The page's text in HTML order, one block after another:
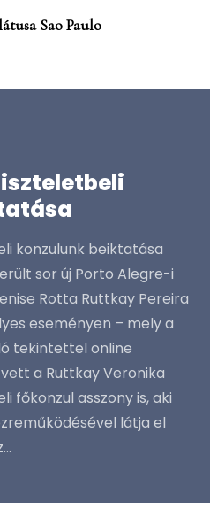
Sao Paulo
konzulunk beiktatása
sor új Porto Alegre-i
Rotta Ruttkay Pereira
eseményen – mely a
tekintettel online
a Ruttkay Veronika
főkonzul asszony is, aki
látja el